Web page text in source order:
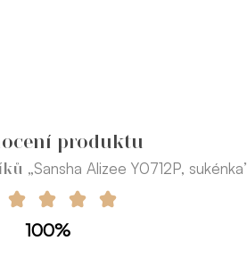
produktu
„Sansha Alizee Y0712P,
100%